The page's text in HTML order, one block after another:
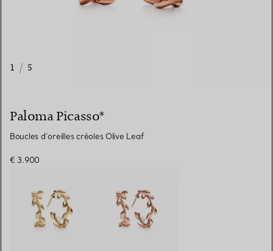
1 / 5
Paloma Picasso®
Boucles d’oreilles créoles Olive Leaf
€ 3.900